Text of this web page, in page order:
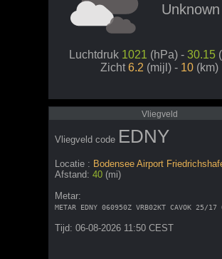
Unknown
Luchtdruk 1021 (hPa) - 30.15
Zicht6.2 (mijl) - 10 (km)
Vliegveld
Vliegveld code EDNY
Locatie : Bodensee Airport
Afstand: 40 (mi)
Metar:
METAR EDNY 060950Z VRB02KT CAVOK 25/17
Tijd: 06-08-2026 11:50 CEST